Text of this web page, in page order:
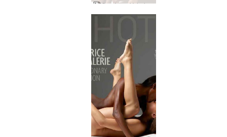
Caprice e Valerie 69